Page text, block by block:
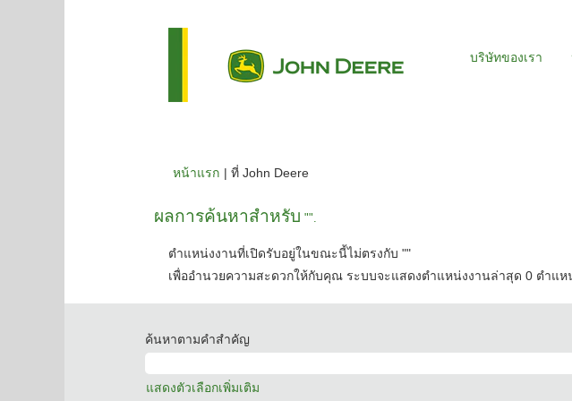
บริษัทของเรา
หน้าแรก | ที่ John Deere(หน้า
ผลการค้นหาสำหรับ "".
ตำแหน่งงานที่เปิดรับอยู่ในขณะนี้ไม่ตรงกับ ""
เพื่ออำนวยความสะดวกให้กับคุณ ระบบจะแสดงตำแหน่งงานล่าสุด 0 ตำแห
ค้นหาตามคำสำคัญ
แสดงตัวเลือกเพิ่มเติม